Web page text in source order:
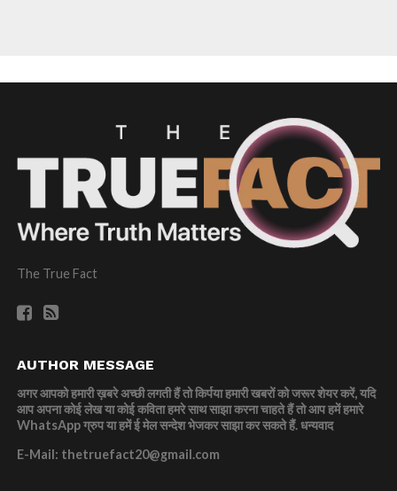
The True Fact
AUTHOR MESSAGE
अगर आपको हमारी ख़बरे अच्छी लगती हैं तो किर्पया हमारी खबरों को जरूर शेयर करें, यदि
आप अपना कोई लेख या कोई कविता हमरे साथ साझा करना चाहते हैं तो आप हमें हमारे
WhatsApp ग्रुप या हमें ई मेल सन्देश भेजकर साझा कर सकते हैं.धन्यवाद
E-Mail: thetruefact20@gmail.com